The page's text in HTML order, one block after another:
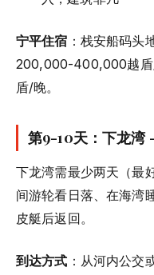
宁平住宿 ：栈安船码头
200,000-400,000越
盾/晚。
第9-10天：下龙湾
下龙湾需最少两天（
间游轮看日落、在海湾
皮艇后返回。
到达方式 ：从河内公